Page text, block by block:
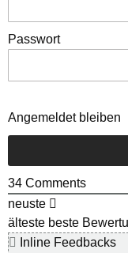
Passwort
Angemeldet bleiben
34 Comments
neuste
älteste beste
Inline Feedbacks